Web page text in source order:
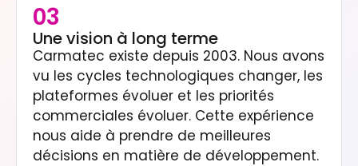
03
Une vision à long terme
Carmatec existe depuis 2003. Nous avons
vu les cycles technologiques changer, les
plateformes évoluer et les priorités
commerciales évoluer. Cette expérience
nous aide à prendre de meilleures
décisions en matière de développement.